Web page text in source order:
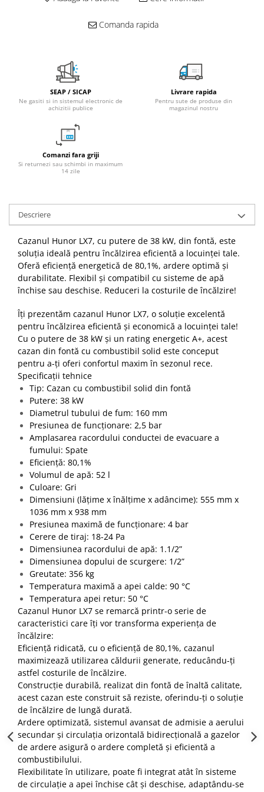
Radiatoare/Calorifere din otel
KERMI COMPACT
Radiatoare/Calorifere Brise
Heizkorper
Radiatoare de baie Portprosop
Radiatoare de Baie din otel - Drept
- Profil Rotund
RADIATOARE DE BAIE DIN OTEL
Radiatoare din aluminiu Vox Extra
TONDO
Radiatoare CONDOR
Accesorii radiatoare
Calorifere decorative
Boilere si Puffere
Boilere
Boilere electrice
Boilere termoelectrice
Accesorii Boilere Tesy
Puffere/Stocatoare de caldura
Puffer fara serpentina
Puffer 1 serpentina
Puffer 2 serpentine
Puffer cu serpentina pentru A.C.M.
Puffer pentru pompe de caldura
Aer conditionat
Dezumidificatoare
Aparate de Aer conditionat 9000
btu
Aparate de Aer conditionat 12000
btu
Aparate de Aer conditionat 18000
Aparate de Aer conditionat 24000
btu
Aparate de Aer conditionat 27000
btu
Panouri solare
Panouri solare presurizate si
nepresurizate
Accesorii Panouri solare
Pompe de circulaţie pentru
instalaţiile termice solare
Vase de expansiune
Incazire in Pardoseala
Comanda rapida
SEAP / SICAP
Ne gasiti si in sistemul electronic de
achizitii publice
Livrare rapida
Pentru sute de produse din
magazinul nostru
Comanzi fara griji
Si returnezi sau schimbi in maximum
14 zile
Descriere
Cazanul Hunor LX7, cu putere de 38 kW, din fontă, este
soluția ideală pentru încălzirea eficientă a locuinței tale.
Oferă eficiență energetică de 80,1%, ardere optimă și
durabilitate. Flexibil și compatibil cu sisteme de apă
închise sau deschise. Reduceri la costurile de încălzire!
Îți prezentăm cazanul Hunor LX7, o soluție excelentă
pentru încălzirea eficientă și economică a locuinței tale!
Cu o putere de 38 kW și un rating energetic A+, acest
cazan din fontă cu combustibil solid este conceput
pentru a-ți oferi confortul maxim în sezonul rece.
Specificații tehnice
Tip: Cazan cu combustibil solid din fontă
Putere: 38 kW
Diametrul tubului de fum: 160 mm
Presiunea de funcționare: 2,5 bar
Amplasarea racordului conductei de evacuare a
fumului: Spate
Eficiență: 80,1%
Volumul de apă: 52 l
Culoare: Gri
Dimensiuni (lățime x înălțime x adâncime): 555 mm x
1036 mm x 938 mm
Presiunea maximă de funcționare: 4 bar
Cerere de tiraj: 18-24 Pa
Dimensiunea racordului de apă: 1.1/2”
Dimensiunea dopului de scurgere: 1/2”
Greutate: 356 kg
Temperatura maximă a apei calde: 90 °C
Temperatura apei retur: 50 °C
Cazanul Hunor LX7 se remarcă printr-o serie de
caracteristici care îți vor transforma experiența de
încălzire:
Eficiență ridicată, cu o eficiență de 80,1%, cazanul
maximizează utilizarea căldurii generate, reducându-ți
astfel costurile de încălzire.
Construcție durabilă, realizat din fontă de înaltă calitate,
acest cazan este construit să reziste, oferindu-ți o soluție
de încălzire de lungă durată.
Ardere optimizată, sistemul avansat de admisie a aerului
secundar și circulația orizontală bidirecțională a gazelor
de ardere asigură o ardere completă și eficientă a
combustibilului.
Flexibilitate în utilizare, poate fi integrat atât în sisteme
de circulație a apei închise cât și deschise, adaptându-se